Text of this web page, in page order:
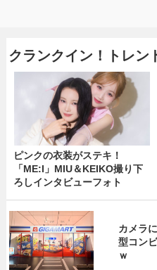
クランクイン！トレ
ピンクの衣装がステキ！
「ME:I」MIU＆KEIKO撮り下
ろしインタビューフォト
カメラ
型コン
ｗ